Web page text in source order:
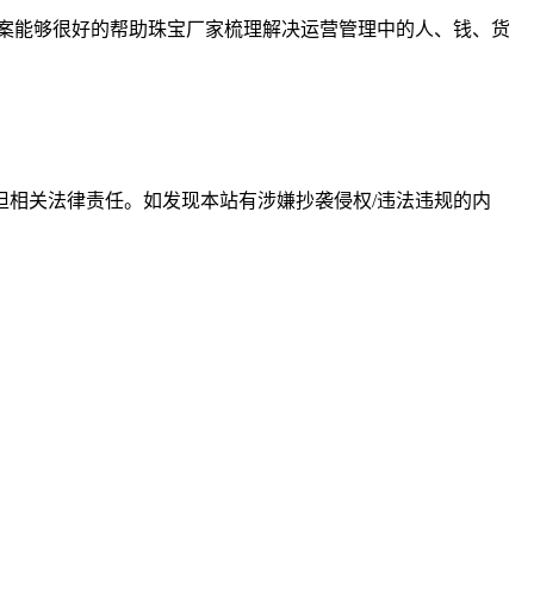
够很好的帮助珠宝厂家梳理解决运营管理中的人、钱、货
关法律责任。如发现本站有涉嫌抄袭侵权/违法违规的内